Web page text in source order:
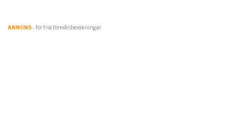
ANNONS- för fria förmånberäkningar